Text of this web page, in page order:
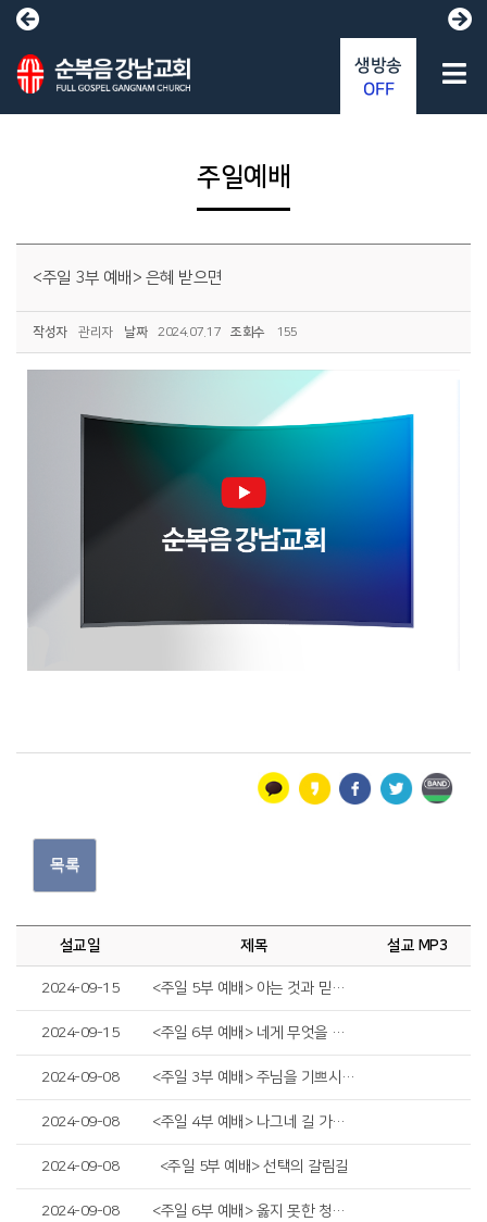
주일예배
<주일 3부 예배> 은혜 받으면
작성자 관리자 날짜 2024.07.17 조회수 155
목록
설교일 제목 설교 MP3
2024-09-15 <주일 5부 예배> 아는 것과 믿는 것
2024-09-15 <주일 6부 예배> 네게 무엇을 하여 주기를 원하느냐
2024-09-08 <주일 3부 예배> 주님을 기쁘시게 하는 자
2024-09-08 <주일 4부 예배> 나그네 길 가는 인생
2024-09-08 <주일 5부 예배> 선택의 갈림길
2024-09-08 <주일 6부 예배> 옳지 못한 청지기의 비유
생방송
OFF